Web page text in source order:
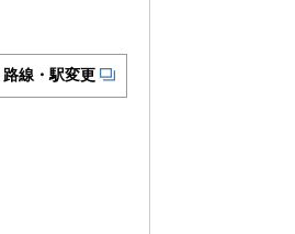
路線・駅変更